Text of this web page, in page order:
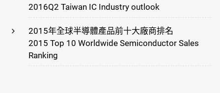
2016Q2 Taiwan IC Industry outlook
2015年全球半導體產品前十大廠商排名
2015 Top 10 Worldwide Semiconductor Sales
Ranking